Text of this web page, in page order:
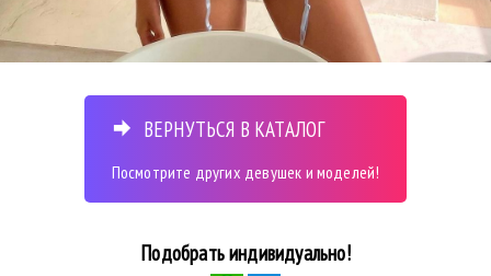
ВЕРНУТЬСЯ В КАТАЛОГ
Посмотрите других девушек и моделей!
Подобрать индивидуально!